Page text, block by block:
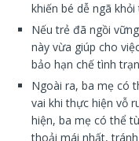
khiến bé dễ ngã
Nếu trẻ đã ngồi
này vừa giúp cho
bảo hạn chế tình
Ngoài ra, ba mẹ có
vai khi thực hiện vỗ
hiện, ba mẹ có thể
thoải mái nhất,